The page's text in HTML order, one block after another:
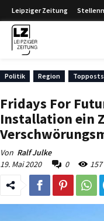
Leipziger Zeitung
Politik Region Topposts
Fridays For
Installation ein
Von Ralf Julke
19. Mai 2020
0 157